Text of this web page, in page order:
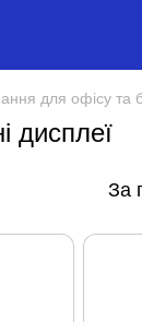
для офісу та
дисплеї
За